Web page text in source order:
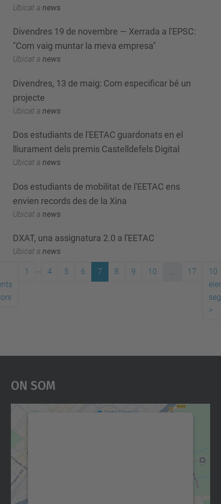
Ubicat a news
Divendres 19 de novembre — Xerrada a l'EPSC:
"Com vaig muntar la meva empresa"
Ubicat a news
Divendres, 13 de maig: Com especificar bé un
projecte
Ubicat a news
Dos estudiants de l'EETAC guardonats en el
lliurament dels premis Castelldefels Digital
Ubicat a news
Dos estudiants de mobilitat de l'EETAC ens
envien records des de la Xina
Ubicat a news
DXAT, una assignatura 2.0 a l'EETAC
Ubicat a news
1 4 5 6 7 8 9 10 ... 17
10
>
On Som